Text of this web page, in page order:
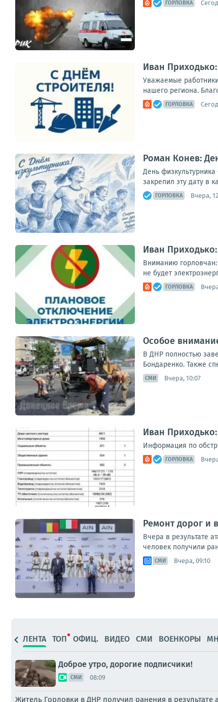
ГОРЛОВКА
Иван
Уважаемые
нашего региона.
ГОРЛОВКА
Роман Конев:
День
закрепил эту дату в
ГОРЛОВКА Вчера,
Иван
Вниманию горловчан:
не будет
ГОРЛОВКА
Особое
В ДНР полностью
Бондаренко. Также
СМИ Вчера, 10:07
Иван
Информация по
ГОРЛОВКА
Ремонт дорог и
Вчера в результате
человек получили
СМИ Вчера, 09:10
ЛЕНТА ТОП ОФИЦ. ВИДЕО СМИ ВОЕНКОРЫ
Доброе утро, дорогие подписчики!
СМИ 08:09
Житель Горловки в ДНР получил ранения в